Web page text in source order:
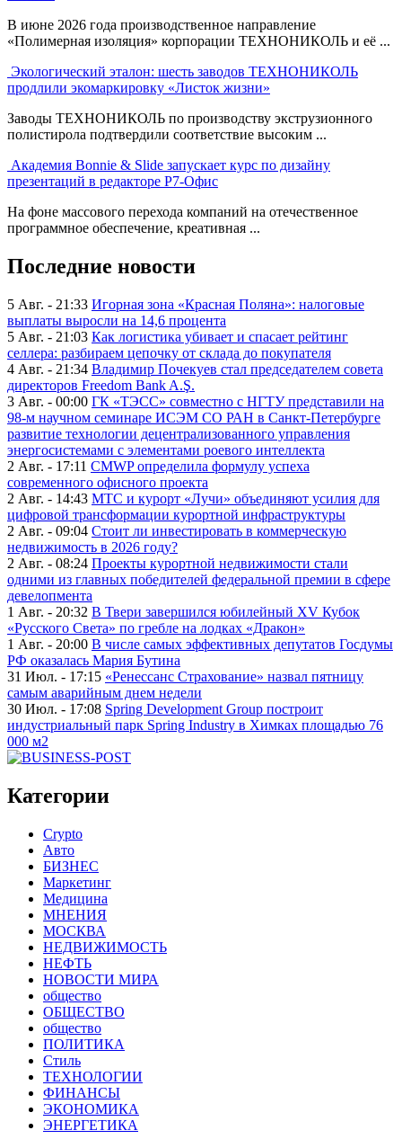
В июне 2026 года производственное направление
«Полимерная изоляция» корпорации ТЕХНОНИКОЛЬ и её ...
Экологический эталон: шесть заводов ТЕХНОНИКОЛЬ
продлили экомаркировку «Листок жизни»
Заводы ТЕХНОНИКОЛЬ по производству экструзионного
полистирола подтвердили соответствие высоким ...
Академия Bonnie & Slide запускает курс по дизайну
презентаций в редакторе Р7-Офис
На фоне массового перехода компаний на отечественное
программное обеспечение, креативная ...
Последние новости
5 Авг. - 21:33 Игорная зона «Красная Поляна»: налоговые
выплаты выросли на 14,6 процента
5 Авг. - 21:03 Как логистика убивает и спасает рейтинг
селлера: разбираем цепочку от склада до покупателя
4 Авг. - 21:34 Владимир Почекуев стал председателем совета
директоров Freedom Bank A.Ş.
3 Авг. - 00:00 ГК «ТЭСС» совместно с НГТУ представили на
98-м научном семинаре ИСЭМ СО РАН в Санкт-Петербурге
развитие технологии децентрализованного управления
энергосистемами с элементами роевого интеллекта
2 Авг. - 17:11 CMWP определила формулу успеха
современного офисного проекта
2 Авг. - 14:43 МТС и курорт «Лучи» объединяют усилия для
цифровой трансформации курортной инфраструктуры
2 Авг. - 09:04 Стоит ли инвестировать в коммерческую
недвижимость в 2026 году?
2 Авг. - 08:24 Проекты курортной недвижимости стали
одними из главных победителей федеральной премии в сфере
девелопмента
1 Авг. - 20:32 В Твери завершился юбилейный XV Кубок
«Русского Света» по гребле на лодках «Дракон»
1 Авг. - 20:00 В числе самых эффективных депутатов Госдумы
РФ оказалась Мария Бутина
31 Июл. - 17:15 «Ренессанс Страхование» назвал пятницу
самым аварийным днем недели
30 Июл. - 17:08 Spring Development Group построит
индустриальный парк Spring Industry в Химках площадью 76
000 м2
Категории
Crypto
Авто
БИЗНЕС
Маркетинг
Медицина
МНЕНИЯ
МОСКВА
НЕДВИЖИМОСТЬ
НЕФТЬ
НОВОСТИ МИРА
общество
ОБЩЕСТВО
общество
ПОЛИТИКА
Стиль
ТЕХНОЛОГИИ
ФИНАНСЫ
ЭКОНОМИКА
ЭНЕРГЕТИКА